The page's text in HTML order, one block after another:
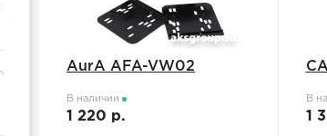
AurA AFA-VW02
В наличии
1 220 р.
В
1